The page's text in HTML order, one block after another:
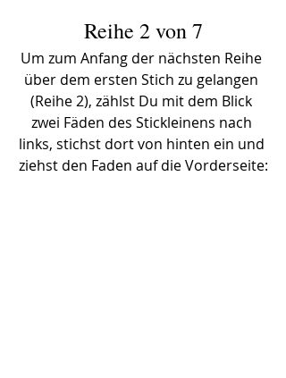
Reihe 2 von 7
Um zum Anfang der nächsten Reihe
über dem ersten Stich zu gelangen
(Reihe 2), zählst Du mit dem Blick
zwei Fäden des Stickleinens nach
links, stichst dort von hinten ein und
ziehst den Faden auf die Vorderseite: